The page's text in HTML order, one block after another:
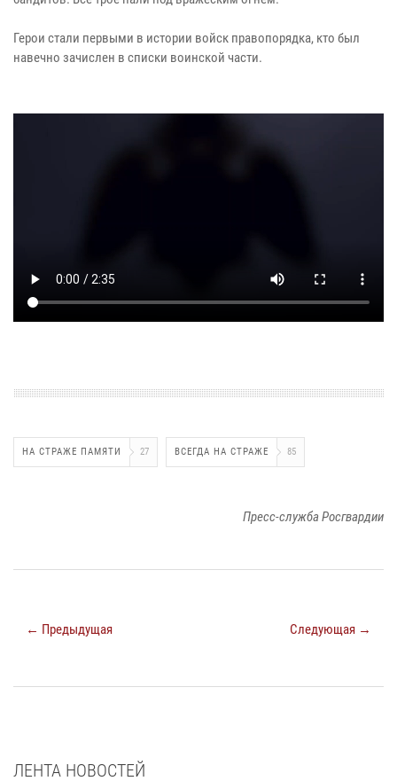
Герои стали первыми в истории войск правопорядка, кто был
навечно зачислен в списки воинской части.
НА СТРАЖЕ ПАМЯТИ 27 ВСЕГДА НА СТРАЖЕ 85
Пресс-служба Росгвардии
← Предыдущая Следующая →
ЛЕНТА НОВОСТЕЙ